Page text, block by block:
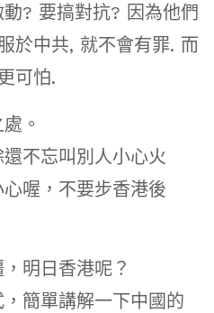
? 要搞對抗? 因為他們
於中共, 就不會有罪. 而
可怕.
。
不忘叫別人小心火
喔，不要步香港後
明日香港呢？
簡單講解一下中國的